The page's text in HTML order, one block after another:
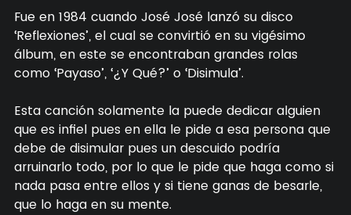
Fue en 1984 cuando José José lanzó su disco
‘Reflexiones’, el cual se convirtió en su vigésimo
álbum, en este se encontraban grandes rolas
como ‘Payaso’, ‘¿Y Qué?’ o ‘Disimula’.
Esta canción solamente la puede dedicar alguien
que es infiel pues en ella le pide a esa persona que
debe de disimular pues un descuido podría
arruinarlo todo, por lo que le pide que haga como si
nada pasa entre ellos y si tiene ganas de besarle,
que lo haga en su mente.